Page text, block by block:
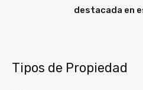
destacada en
Tipos de Propiedad